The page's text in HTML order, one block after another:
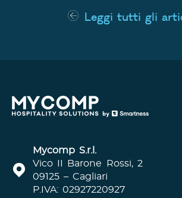
Leggi tutti gli
Mycomp S.r.l.
Vico II Barone Rossi, 2
09125 – Cagliari
P.IVA: 02927220927